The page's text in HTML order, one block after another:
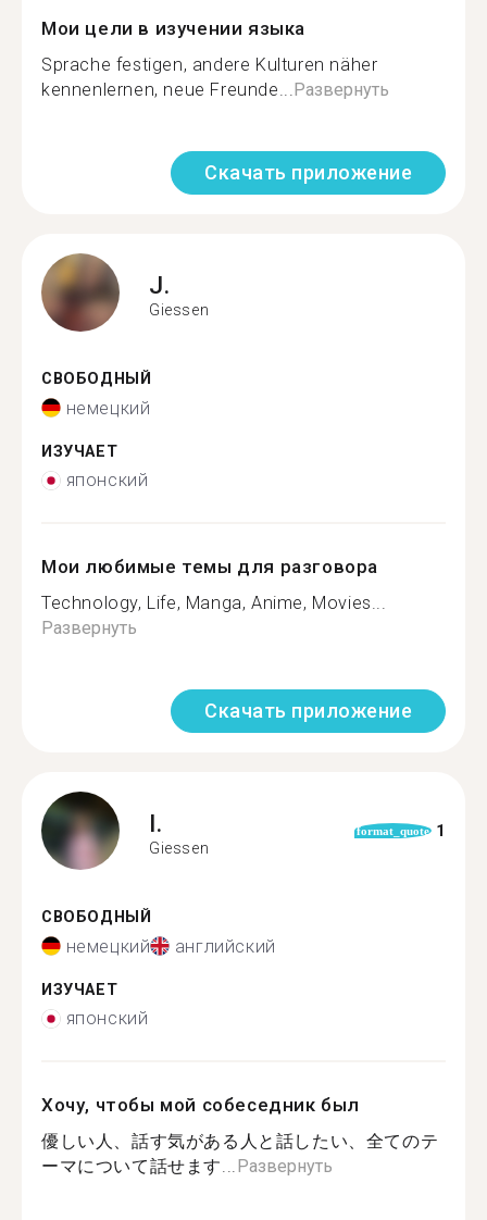
Мои цели в изучении языка
Sprache festigen, andere Kulturen näher
kennenlernen, neue Freunde...Развернуть
Скачать приложение
J.
Giessen
СВОБОДНЫЙ
немецкий
ИЗУЧАЕТ
японский
Мои любимые темы для разговора
Technology, Life, Manga, Anime, Movies...
Развернуть
Скачать приложение
I.
Giessen
format_quote 1
СВОБОДНЫЙ
немецкий английский
ИЗУЧАЕТ
японский
Хочу, чтобы мой собеседник был
優しい人、話す気がある人と話したい、全てのテ
ーマについて話せます...Развернуть